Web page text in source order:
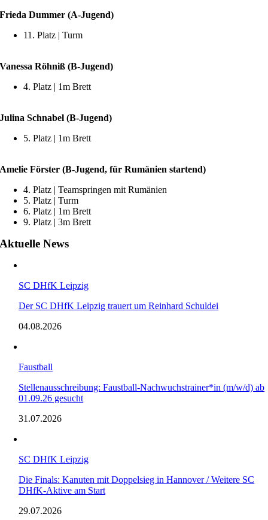
Frieda Dummer (A-Jugend)
11. Platz | Turm
Vanessa Röhniß (B-Jugend)
4. Platz | 1m Brett
Julina Schnabel (B-Jugend)
5. Platz | 1m Brett
Amelie Förster (B-Jugend, für Rumänien startend)
4. Platz | Teamspringen mit Rumänien
5. Platz | Turm
6. Platz | 1m Brett
9. Platz | 3m Brett
Aktuelle News
SC DHfK Leipzig
Der SC DHfK Leipzig trauert um Reinhard Schuldei
04.08.2026
Faustball
Stellenausschreibung: Faustball-Nachwuchstrainer*in (m/w/d) ab
01.09.26 gesucht
31.07.2026
SC DHfK Leipzig
Die Finals: Kanuten mit Doppelsieg in Hannover / Weitere SC
DHfK-Aktive am Start
29.07.2026